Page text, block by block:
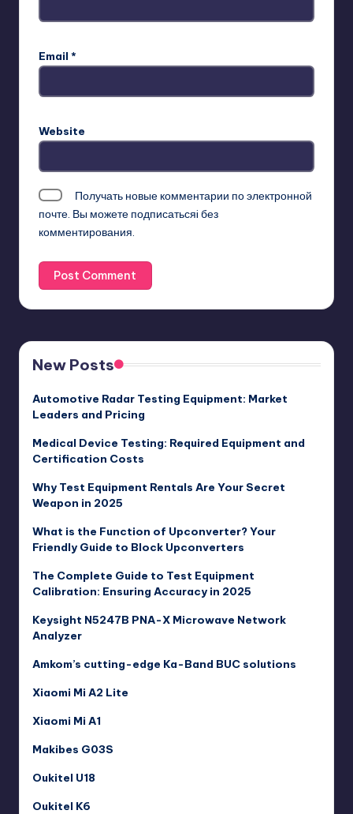
Email *
Website
Получать новые комментарии по электронной
почте. Вы можете подписатьсяi без
комментирования.
New Posts
Automotive Radar Testing Equipment: Market
Leaders and Pricing
Medical Device Testing: Required Equipment and
Certification Costs
Why Test Equipment Rentals Are Your Secret
Weapon in 2025
What is the Function of Upconverter? Your
Friendly Guide to Block Upconverters
The Complete Guide to Test Equipment
Calibration: Ensuring Accuracy in 2025
Keysight N5247B PNA-X Microwave Network
Analyzer
Amkom’s cutting-edge Ka-Band BUC solutions
Xiaomi Mi A2 Lite
Xiaomi Mi A1
Makibes G03S
Oukitel U18
Oukitel K6